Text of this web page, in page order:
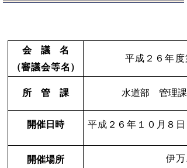
会 議 名
（審議会等名）
平成２６年
所 管 課 水道部 管理
開催日時 平成２６年１０月８
開催場所 伊